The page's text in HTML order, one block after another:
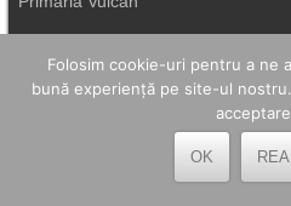
Folosim cookie-uri pentru a ne
bună experiență pe site-ul
OK